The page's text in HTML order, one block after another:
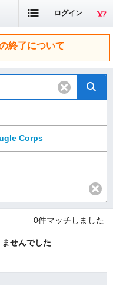
ログイン
終了について
Corps
0件マッチしました
せんでした